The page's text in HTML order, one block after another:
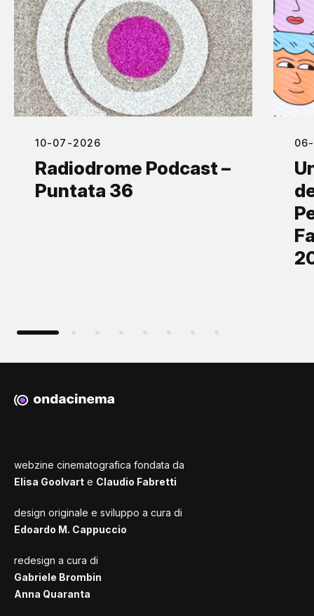
10-07-2026
Radiodrome Podcast –
Puntata 36
webzine cinematografica fondata da
Elisa Goolvart e Claudio Fabretti
design originale e sviluppo a cura di
Edoardo M. Cappuccio
redesign a cura di
Gabriele Brombin
Anna Quaranta